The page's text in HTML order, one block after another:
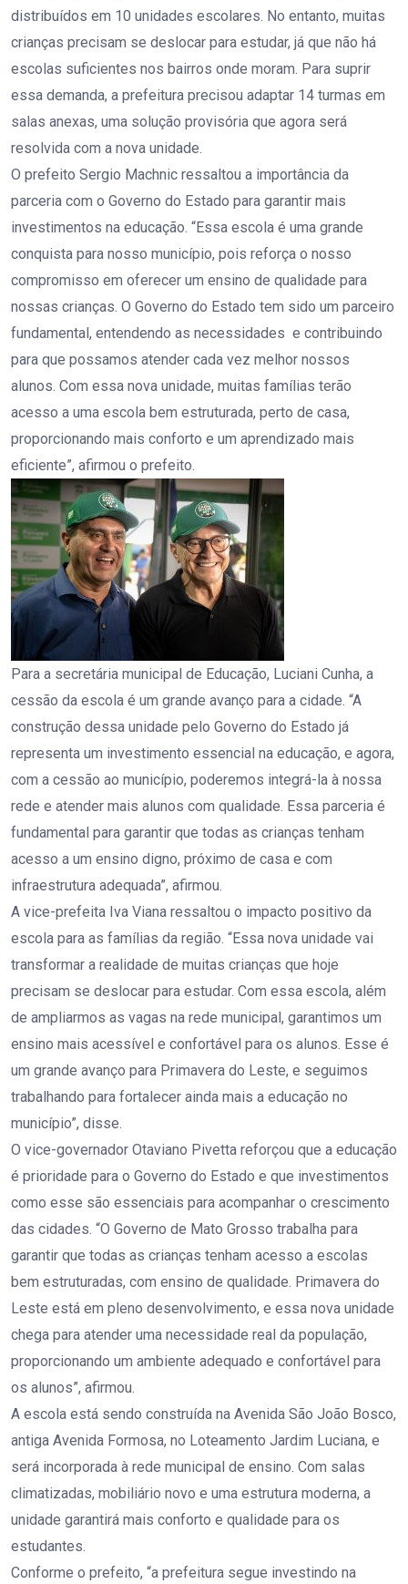
distribuídos em 10 unidades escolares. No entanto, muitas
crianças precisam se deslocar para estudar, já que não há
escolas suficientes nos bairros onde moram. Para suprir
essa demanda, a prefeitura precisou adaptar 14 turmas em
salas anexas, uma solução provisória que agora será
resolvida com a nova unidade.
O prefeito Sergio Machnic ressaltou a importância da
parceria com o Governo do Estado para garantir mais
investimentos na educação. “Essa escola é uma grande
conquista para nosso município, pois reforça o nosso
compromisso em oferecer um ensino de qualidade para
nossas crianças. O Governo do Estado tem sido um parceiro
fundamental, entendendo as necessidades e contribuindo
para que possamos atender cada vez melhor nossos
alunos. Com essa nova unidade, muitas famílias terão
acesso a uma escola bem estruturada, perto de casa,
proporcionando mais conforto e um aprendizado mais
eficiente”, afirmou o prefeito.
Para a secretária municipal de Educação, Luciani Cunha, a
cessão da escola é um grande avanço para a cidade. “A
construção dessa unidade pelo Governo do Estado já
representa um investimento essencial na educação, e agora,
com a cessão ao município, poderemos integrá-la à nossa
rede e atender mais alunos com qualidade. Essa parceria é
fundamental para garantir que todas as crianças tenham
acesso a um ensino digno, próximo de casa e com
infraestrutura adequada”, afirmou.
A vice-prefeita Iva Viana ressaltou o impacto positivo da
escola para as famílias da região. “Essa nova unidade vai
transformar a realidade de muitas crianças que hoje
precisam se deslocar para estudar. Com essa escola, além
de ampliarmos as vagas na rede municipal, garantimos um
ensino mais acessível e confortável para os alunos. Esse é
um grande avanço para Primavera do Leste, e seguimos
trabalhando para fortalecer ainda mais a educação no
município”, disse.
O vice-governador Otaviano Pivetta reforçou que a educação
é prioridade para o Governo do Estado e que investimentos
como esse são essenciais para acompanhar o crescimento
das cidades. “O Governo de Mato Grosso trabalha para
garantir que todas as crianças tenham acesso a escolas
bem estruturadas, com ensino de qualidade. Primavera do
Leste está em pleno desenvolvimento, e essa nova unidade
chega para atender uma necessidade real da população,
proporcionando um ambiente adequado e confortável para
os alunos”, afirmou.
A escola está sendo construída na Avenida São João Bosco,
antiga Avenida Formosa, no Loteamento Jardim Luciana, e
será incorporada à rede municipal de ensino. Com salas
climatizadas, mobiliário novo e uma estrutura moderna, a
unidade garantirá mais conforto e qualidade para os
estudantes.
Conforme o prefeito, “a prefeitura segue investindo na